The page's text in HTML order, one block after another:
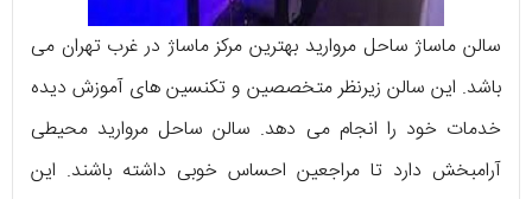
سالن ماساژ ساحل مروارید بهترین مرکز ماساژ در غرب تهران می
باشد. این سالن زیرنظر متخصصین و تکنسین های آموزش دیده
خدمات خود را انجام می دهد. سالن ساحل مروارید محیطی
آرامبخش دارد تا مراجعین احساس خوبی داشته باشند. این